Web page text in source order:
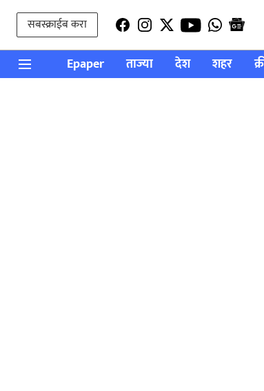
सबस्क्राईब करा
Epaper ताज्या देश शहर